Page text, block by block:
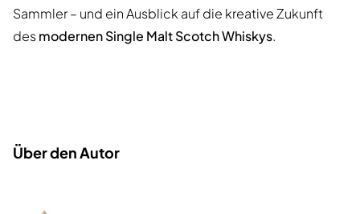
Sammler – und ein Ausblick auf die kreative Zukunft
desmodernen Single Malt Scotch Whiskys.
Über den Autor